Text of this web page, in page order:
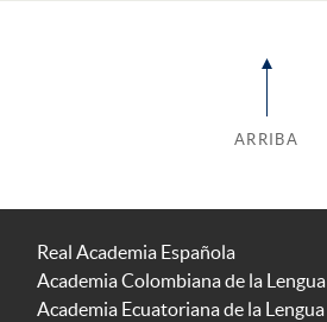
ARRIBA
Real Academia Española
Academia Colombiana de la Lengua
Academia Ecuatoriana de la Lengua